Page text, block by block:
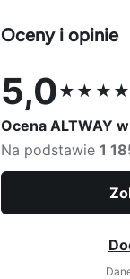
Oceny i opinie
5,0
Ocena 5,0 na 5
Ocena ALTWAY
Na podstawie 1